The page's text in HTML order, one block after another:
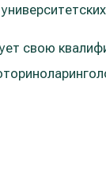
свою